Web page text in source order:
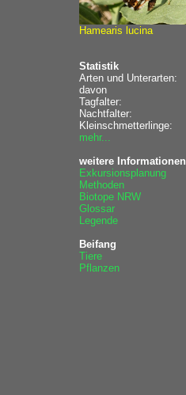
Hamearis lucina
Statistik
Arten und Unterarten:
davon
Tagfalter:
Nachtfalter:
Kleinschmetterlinge:
mehr...
weitere Informationen
Exkursionsplanung
Methoden
Biotope NRW
Glossar
Legende
Beifang
Tiere
Pflanzen